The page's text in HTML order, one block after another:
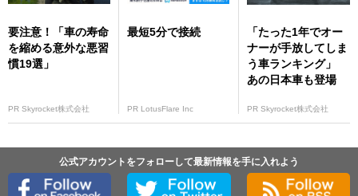
要注意！「車の寿命
を縮める意外な悪習
慣19選」
PR Skyrocket株式会社
最短5分で接続
PR LotusFlare Inc
「たった1年でオー
ナーが手放してしま
う車ランキング」
あの日本車も登場
PR Skyrocket株式会社
公式アカウントをフォローして最新情報を手に入れよう